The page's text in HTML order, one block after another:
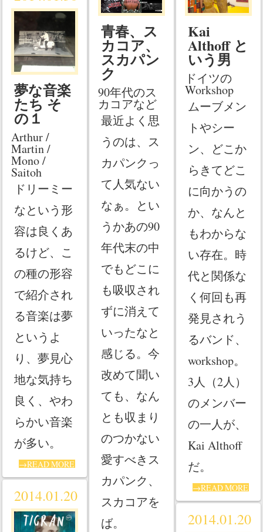
青春、ス
カコア、
スカパン
ク
90年代のス
カコアなど
最近よく思
うのは、ス
カパンクっ
て人気ない
なぁ。とい
うかあの90
年代末の中
でもどこに
も吸収され
ずに消えて
いったなと
感じる。今
改めて聞い
ても、なん
とも収まり
のつかない
愛すべきス
カパンク、
スカコアを
ば。
Kai
Althoff と
いう男
ドイツの
Workshop
ムーブメン
トやシー
ン、どこか
らきてどこ
に向かうの
か、なんと
もわからな
い存在。時
代と関係な
く何回も再
発見されう
るバンド、
workshop。
3人（2人）
のメンバー
の一人が、
Kai Althoff
だ。
→READ MORE
夢な音楽
たち そ
の１
Arthur /
Martin /
Mono /
Saitoh
ドリーミー
なという形
容は良くあ
るけど、こ
の種の形容
で紹介され
る音楽は夢
というよ
り、夢見心
地な気持ち
良く、やわ
らかい音楽
が多い。
→READ MORE
2014.01.20
2014.01.20